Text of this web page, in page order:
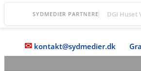
SYDMEDIER PARTNERE
✉ kontakt@sydmedier.dk